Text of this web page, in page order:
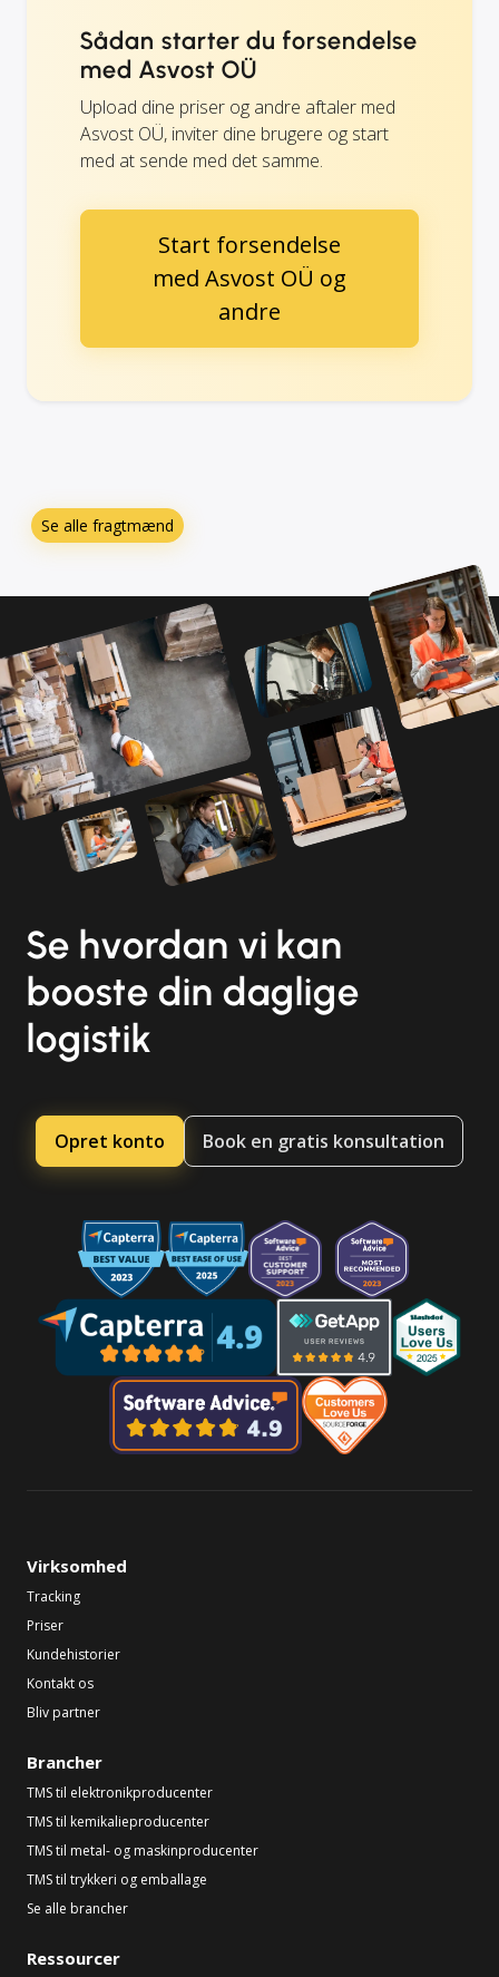
Sådan starter du forsendelse
med Asvost OÜ
Upload dine priser og andre aftaler med
Asvost OÜ, inviter dine brugere og start
med at sende med det samme.
Start forsendelse
med Asvost OÜ og
andre
Se alle fragtmænd
Se hvordan vi kan
booste din daglige
logistik
Opret konto Book en gratis konsultation
Virksomhed
Tracking
Priser
Kundehistorier
Kontakt os
Bliv partner
Brancher
TMS til elektronikproducenter
TMS til kemikalieproducenter
TMS til metal- og maskinproducenter
TMS til trykkeri og emballage
Se alle brancher
Ressourcer